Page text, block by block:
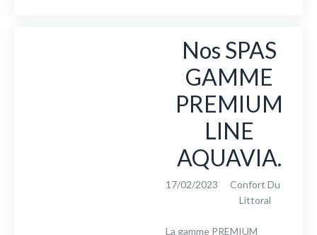
Nos SPAS
GAMME
PREMIUM
LINE
AQUAVIA.
17/02/2023
Confort Du
Littoral
La gamme PREMIUM